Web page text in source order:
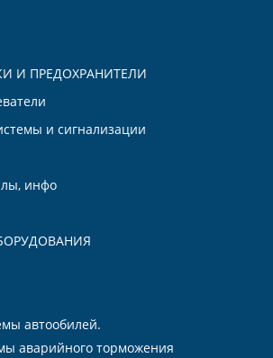
И ПРЕДОХРАНИТЕЛИ
и сигнализации
инфо
автообилей.
аварийного торможения